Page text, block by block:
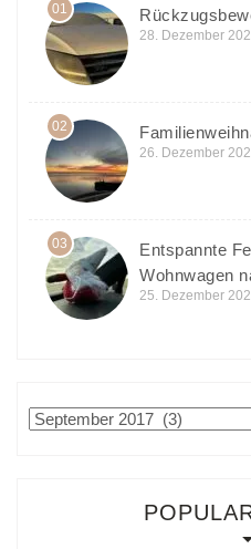
01
28. Dezember
02
26. Dezember
03
Entspannte
Wohnwagen
25. Dezember
Archiv